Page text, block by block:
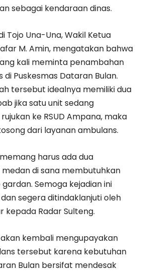
sebagai kendaraan dinas.
Tojo Una-Una, Wakil Ketua
M. Amin, mengatakan bahwa
kali meminta penambahan
Puskesmas Dataran Bulan.
tersebut idealnya memiliki dua
jika satu unit sedang
ke RSUD Ampana, maka
dari layanan ambulans.
harus ada dua
di sana membutuhkan
Semoga kejadian ini
segera ditindaklanjuti oleh
kepada Radar Sulteng.
kembali mengupayakan
tersebut karena kebutuhan
Bulan bersifat mendesak